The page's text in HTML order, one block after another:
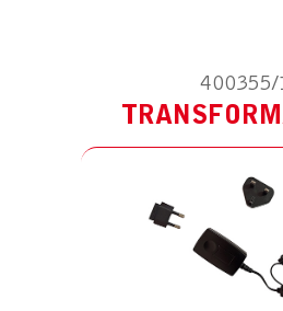
400355/